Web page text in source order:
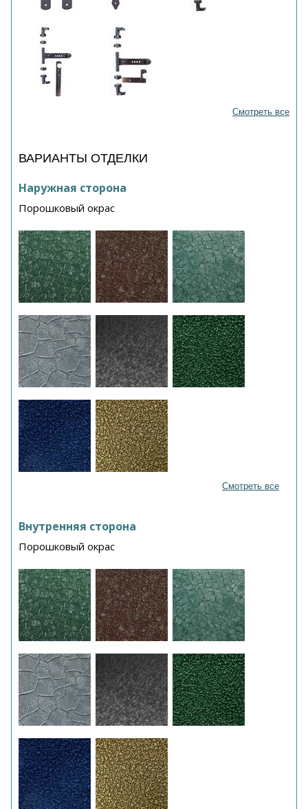
Смотреть все
ВАРИАНТЫ ОТДЕЛКИ
Наружная сторона
Порошковый окрас
Смотреть все
Внутренняя сторона
Порошковый окрас